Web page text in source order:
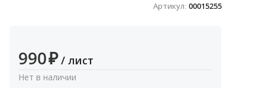
Артикул: 00015255
990₽ / лист
Нет в наличии